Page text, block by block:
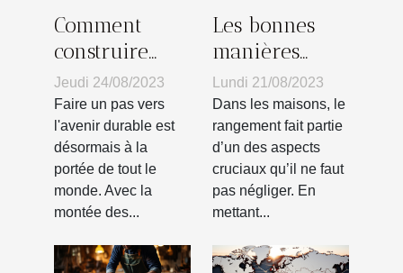
Comment
construire
votre propre
habitat vert :
guide pas à
pas
Jeudi 24/08/2023
Faire un pas vers
l'avenir durable est
désormais à la
portée de tout le
monde. Avec la
montée des...
Les bonnes
manières
pour choisir
son crochet
mural
Lundi 21/08/2023
Dans les maisons, le
rangement fait partie
d’un des aspects
cruciaux qu’il ne faut
pas négliger. En
mettant...